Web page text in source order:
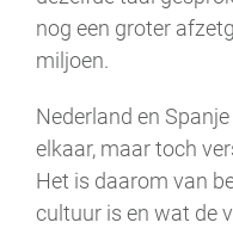
nog een groter
miljoen.
Nederland en
elkaar, maar toch
Het is daarom van
cultuur is en wat de